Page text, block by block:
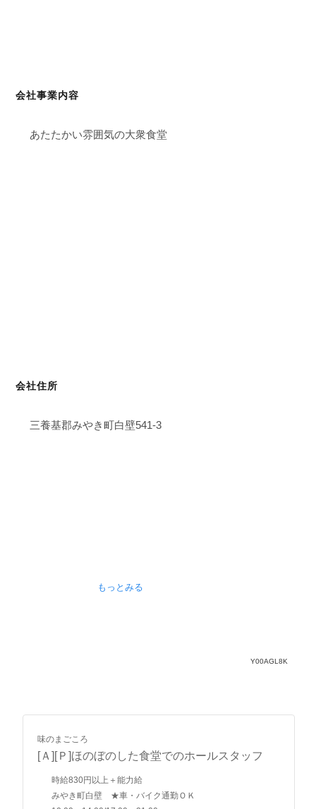
会社事業内容
あたたかい雰囲気の大衆食堂
会社住所
三養基郡みやき町白壁541-3
もっとみる
Y00AGL8K
味のまごころ
[Ａ][Ｐ]ほのぼのした食堂でのホールスタッフ
時給830円 以上＋能力給
みやき町白壁 ★車・バイク通勤ＯＫ